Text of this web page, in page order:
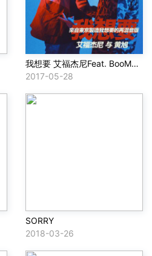
我想要 艾福杰尼Feat. BooM黄旭(I Want Remix )
2017-05-28
SORRY
2018-03-26